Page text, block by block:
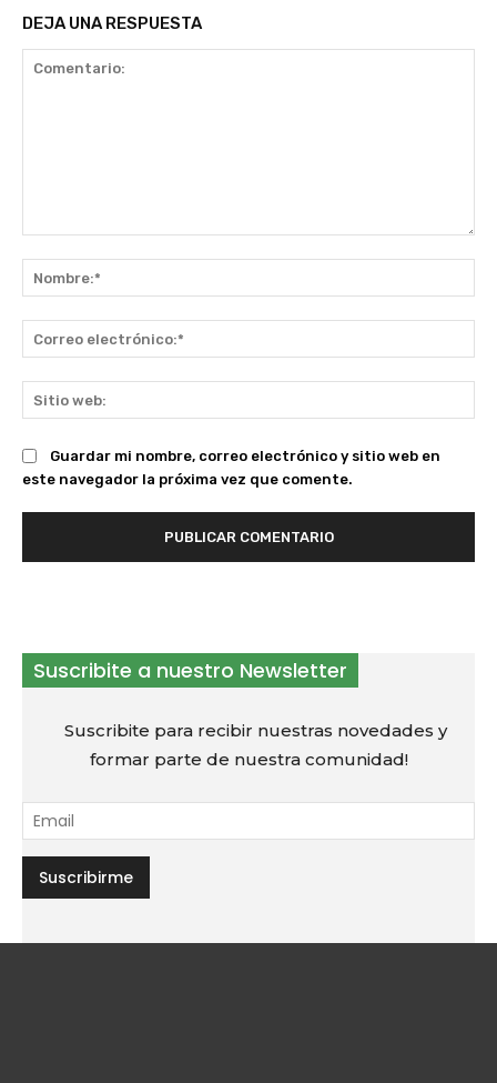
DEJA UNA RESPUESTA
Guardar mi nombre, correo electrónico y sitio web en
este navegador la próxima vez que comente.
Suscribite a nuestro Newsletter
Suscribite para recibir nuestras novedades y
formar parte de nuestra comunidad!